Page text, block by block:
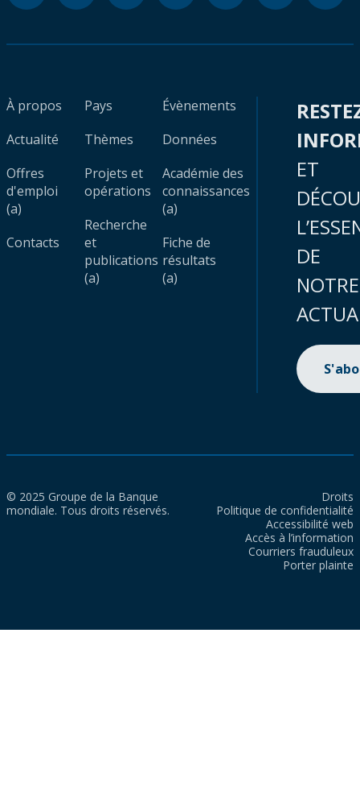
À propos
Actualité
Offres
d'emploi
(a)
Contacts
Pays
Thèmes
Projets et
opérations
Recherche
et
publications
(a)
Évènements
Données
Académie des
connaissances
(a)
Fiche de
résultats
(a)
ET
DE
NOTRE
© 2025 Groupe de la Banque
mondiale. Tous droits réservés.
Droits
Politique de confidentialité
Accessibilité web
Accès à l’information
Courriers frauduleux
Porter plainte